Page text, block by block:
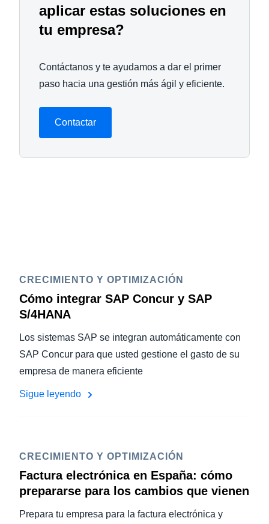
aplicar estas soluciones en
tu empresa?
Contáctanos y te ayudamos a dar el primer
paso hacia una gestión más ágil y eficiente.
Contactar
CRECIMIENTO Y OPTIMIZACIÓN
Cómo integrar SAP Concur y SAP
S/4HANA
Los sistemas SAP se integran automáticamente con
SAP Concur para que usted gestione el gasto de su
empresa de manera eficiente
Sigue leyendo
CRECIMIENTO Y OPTIMIZACIÓN
Factura electrónica en España: cómo
prepararse para los cambios que vienen
Prepara tu empresa para la factura electrónica y